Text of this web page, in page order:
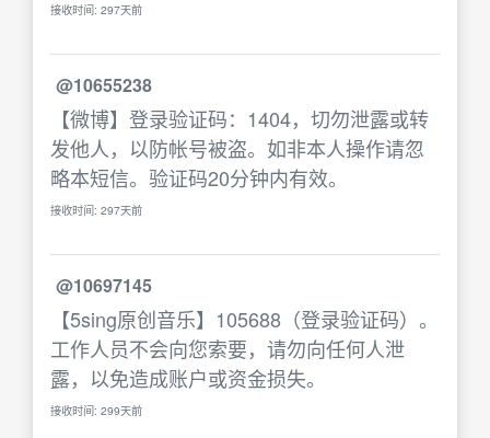
接收时间: 297天前
@10655238
【微博】登录验证码：1404，切勿泄露或转
发他人，以防帐号被盗。如非本人操作请忽
略本短信。验证码20分钟内有效。
接收时间: 297天前
@10697145
【5sing原创音乐】105688（登录验证码）。
工作人员不会向您索要，请勿向任何人泄
露，以免造成账户或资金损失。
接收时间: 299天前